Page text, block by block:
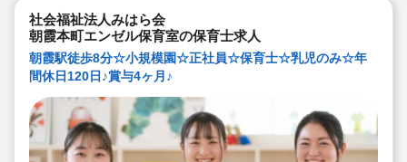
社会福祉法人みはら会
朝霞本町エンゼル保育室の保育士求人
朝霞駅徒歩8分☆小規模園☆正社員☆保育士☆乳児のみ☆年
間休日120日♪賞与4ヶ月♪